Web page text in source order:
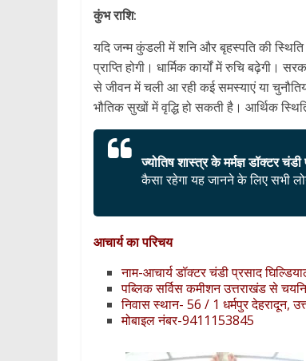
कुंभ राशि:
यदि जन्म कुंडली में शनि और बृहस्पति की
प्राप्ति होगी। धार्मिक कार्यों में रुचि
से जीवन में चली आ रही कई समस्याएं या
भौतिक सुखों में वृद्धि हो सकती है। आर्थिक
ज्योतिष शास्त्र के मर्मज्ञ डॉक्टर चंडी
कैसा रहेगा यह जानने के लिए सभी
आचार्य का परिचय
नाम-आचार्य डॉक्टर चंडी प्रसाद
पब्लिक सर्विस कमीशन उत्तराखंड से
निवास स्थान- 56 / 1 धर्मपुर देहरादून,
मोबाइल नंबर-9411153845